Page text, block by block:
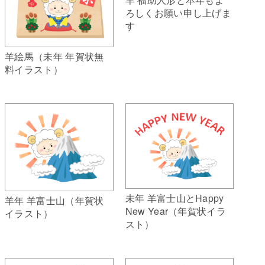
羊絵馬（未年 年賀状無
料イラスト）
ろしくお願い申し上げま
す
羊年 羊富士山（年賀状
イラスト）
未年 羊富士山とHappy
New Year（年賀状イラ
スト）